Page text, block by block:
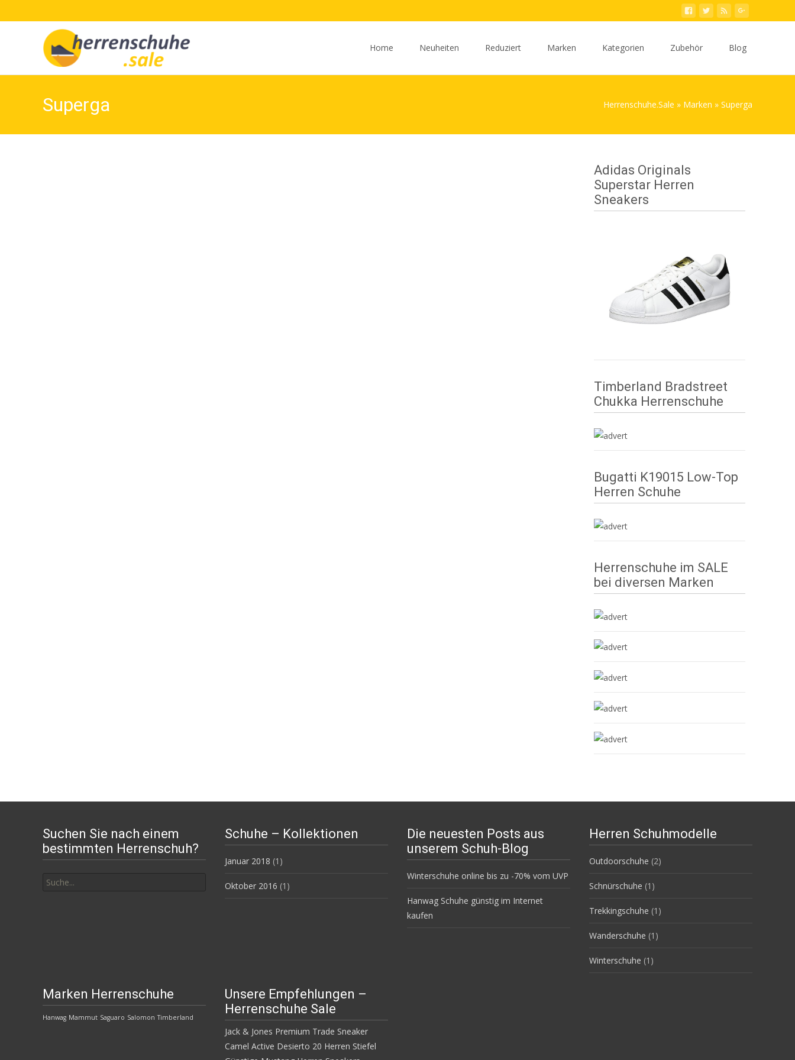
InhaltHome Neuheiten Reduziert Marken Kategorien Zubehör Blog
Superga Herrenschuhe.Sale » Marken » Superga
Adidas Originals
Superstar Herren
Sneakers
Timberland Bradstreet
Chukka Herrenschuhe
Bugatti K19015 Low-Top
Herren Schuhe
Herrenschuhe im SALE
bei diversen Marken
Suchen Sie nach einem
bestimmten Herrenschuh?
nach:
Schuhe – Kollektionen
Januar 2018 (1)
Oktober 2016 (1)
Die neuesten Posts aus
unserem Schuh-Blog
Winterschuhe online bis zu -70% vom UVP
Hanwag Schuhe günstig im Internet
kaufen
Herren Schuhmodelle
Outdoorschuhe (2)
Schnürschuhe (1)
Trekkingschuhe (1)
Wanderschuhe (1)
Winterschuhe (1)
Marken Herrenschuhe
Hanwag Mammut Saguaro Salomon Timberland
Unsere Empfehlungen –
Herrenschuhe Sale
Jack & Jones Premium Trade Sneaker
Camel Active Desierto 20 Herren Stiefel